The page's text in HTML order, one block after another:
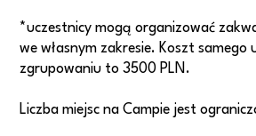
*uczestnicy mogą organizować
we własnym zakresie. Koszt samego
zgrupowaniu to 3500 PLN.
Liczba miejsc na Campie jest